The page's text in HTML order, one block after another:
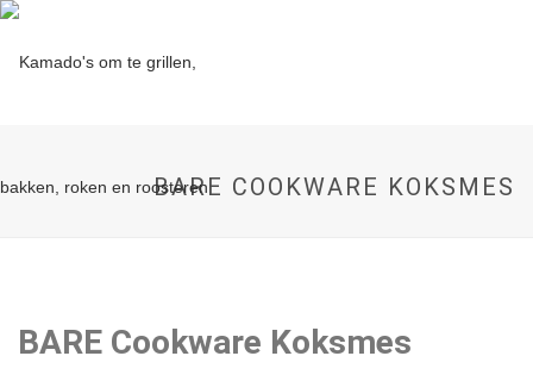
BARE COOKWARE KOKSMES
BARE Cookware Koksmes